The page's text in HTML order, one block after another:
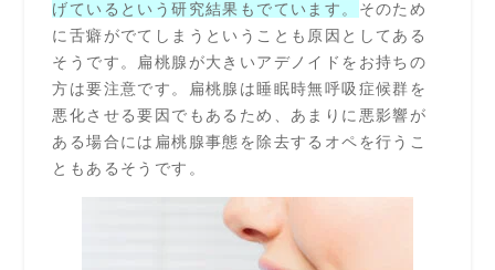
げているという研究結果もでています。 そのため
に舌癖がでてしまうということも原因としてある
そうです。扁桃腺が大きいアデノイドをお持ちの
方は要注意です。扁桃腺は睡眠時無呼吸症候群を
悪化させる要因でもあるため、あまりに悪影響が
ある場合には扁桃腺事態を除去するオペを行うこ
ともあるそうです。